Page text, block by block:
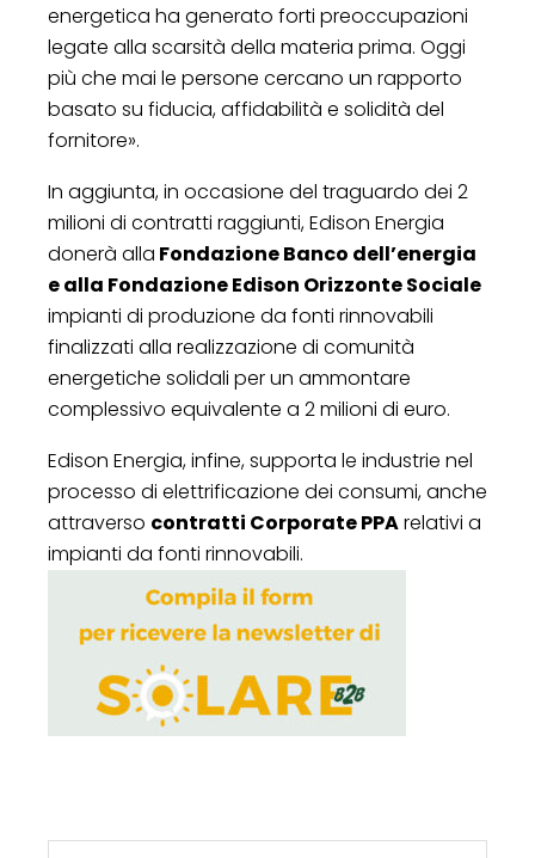
energetica ha generato forti preoccupazioni
legate alla scarsità della materia prima. Oggi
più che mai le persone cercano un rapporto
basato su fiducia, affidabilità e solidità del
fornitore».
In aggiunta, in occasione del traguardo dei 2
milioni di contratti raggiunti, Edison Energia
donerà alla Fondazione Banco dell’energia
e alla Fondazione Edison Orizzonte Sociale
impianti di produzione da fonti rinnovabili
finalizzati alla realizzazione di comunità
energetiche solidali per un ammontare
complessivo equivalente a 2 milioni di euro.
Edison Energia, infine, supporta le industrie nel
processo di elettrificazione dei consumi, anche
attraverso contratti Corporate PPArelativi a
impianti da fonti rinnovabili.